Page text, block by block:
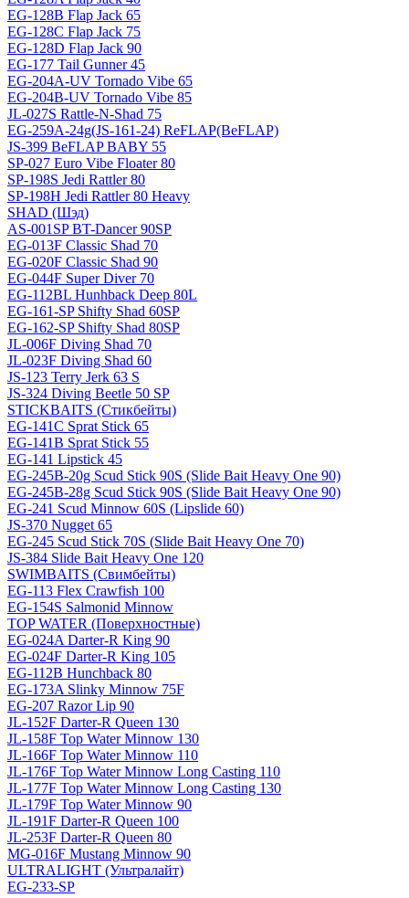
EG-128B Flap Jack 65
EG-128C Flap Jack 75
EG-128D Flap Jack 90
EG-177 Tail Gunner 45
EG-204A-UV Tornado Vibe 65
EG-204B-UV Tornado Vibe 85
JL-027S Rattle-N-Shad 75
EG-259A-24g(JS-161-24) ReFLAP(BeFLAP)
JS-399 BeFLAP BABY 55
SP-027 Euro Vibe Floater 80
SP-198S Jedi Rattler 80
SP-198H Jedi Rattler 80 Heavy
SHAD (Шэд)
AS-001SP BT-Dancer 90SP
EG-013F Classic Shad 70
EG-020F Classic Shad 90
EG-044F Super Diver 70
EG-112BL Hunhback Deep 80L
EG-161-SP Shifty Shad 60SP
EG-162-SP Shifty Shad 80SP
JL-006F Diving Shad 70
JL-023F Diving Shad 60
JS-123 Terry Jerk 63 S
JS-324 Diving Beetle 50 SP
STICKBAITS (Стикбейты)
EG-141C Sprat Stick 65
EG-141B Sprat Stick 55
EG-141 Lipstick 45
EG-245B-20g Scud Stick 90S (Slide Bait Heavy One 90)
EG-245B-28g Scud Stick 90S (Slide Bait Heavy One 90)
EG-241 Scud Minnow 60S (Lipslide 60)
JS-370 Nugget 65
EG-245 Scud Stick 70S (Slide Bait Heavy One 70)
JS-384 Slide Bait Heavy One 120
SWIMBAITS (Свимбейты)
EG-113 Flex Crawfish 100
EG-154S Salmonid Minnow
TOP WATER (Поверхностные)
EG-024A Darter-R King 90
EG-024F Darter-R King 105
EG-112B Hunchback 80
EG-173A Slinky Minnow 75F
EG-207 Razor Lip 90
JL-152F Darter-R Queen 130
JL-158F Top Water Minnow 130
JL-166F Top Water Minnow 110
JL-176F Top Water Minnow Long Casting 110
JL-177F Top Water Minnow Long Casting 130
JL-179F Top Water Minnow 90
JL-191F Darter-R Queen 100
JL-253F Darter-R Queen 80
MG-016F Mustang Minnow 90
ULTRALIGHT (Ультралайт)
EG-233-SP